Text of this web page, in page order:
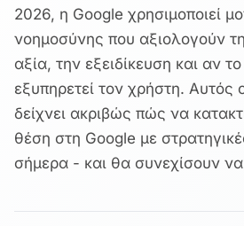
2026, η Google χρησιμοποιεί
νοημοσύνης που αξιολογούν
αξία, την εξειδίκευση και αν
εξυπηρετεί τον χρήστη. Αυτός
δείχνει ακριβώς πώς να
θέση στη Google με
σήμερα - και θα συνεχίσουν